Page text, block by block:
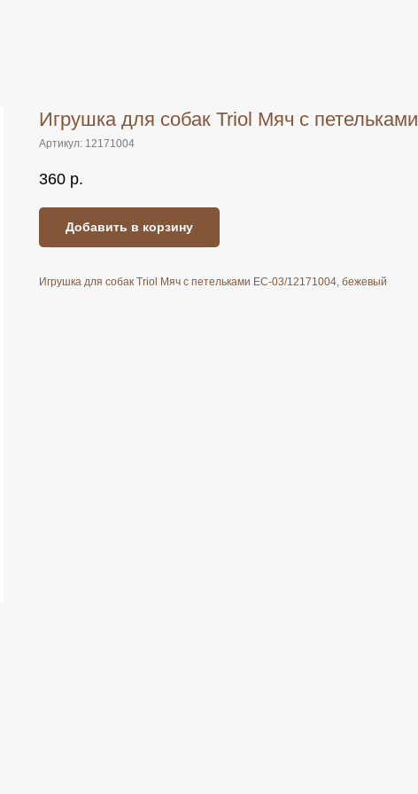
Игрушка для собак Triol Мяч с петельками
Артикул: 12171004
360 р.
Добавить в корзину
Игрушка для собак Triol Мяч с петельками EC-03/12171004, бежевый